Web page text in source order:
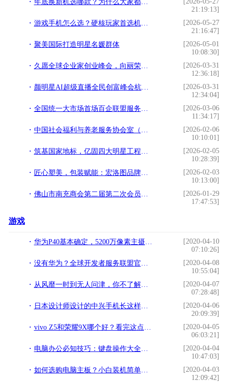
年底换新机选哪款？为什么大家都青睐骁龙8至尊版机型
21:19:13]
游戏手机怎么选？硬核玩家首选机型是哪款？
[2026-05-27
21:16:47]
聚美国际打造明星名媛群体
[2026-05-01
10:08:30]
久愿全球企业家创业峰会，向丽荣获全球优秀企业家荣誉
[2026-03-31
12:36:18]
颜明星AI超级直播全民创富峰会杭州落幕，知名大健康操盘手程译墨携手增量传媒
[2026-03-31
12:34:04]
全国统一大市场首场百企联盟服务站授牌会议在广东成功举办
[2026-03-06
11:34:17]
中国社会福利与养老服务协会室（车）内环境与健康科技分会正式成立！
[2026-02-06
10:10:01]
筑基国家地标，亿固四大明星工程铸就品质丰碑
[2026-02-05
10:28:39]
匠心塑美，包装赋能：宏洛图品牌设计引领美妆包装新纪元
[2026-02-03
10:13:00]
佛山市南充商会第二届第二次会员大会暨2026年迎春晚会圆满举行
[2026-01-29
17:47:53]
游戏
华为P40基本确定，5200万像素主摄+120Hz屏+40W快充，搭载HMS服务
[2020-04-10
07:10:26]
没有华为？全球开发者服务联盟官网仅显示小米OV
[2020-04-08
10:55:04]
从风靡一时到无人问津，你不了解的山寨机
[2020-04-07
07:28:48]
日本设计师设计的中兴手机长这样，难怪不敢在中国发布
[2020-04-06
20:09:39]
vivo Z5和荣耀9X哪个好？看完这点我果断选择了前者
[2020-04-05
06:03:21]
电脑办公必知技巧：键盘操作大全让工作效率更高！
[2020-04-04
10:47:03]
如何选购电脑主板？小白装机简单易懂的电脑主板选购知识指南
[2020-04-03
12:09:42]